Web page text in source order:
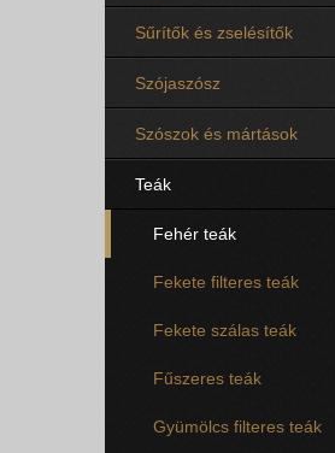
Sűrítők és zselésítők
Szójaszósz
Szószok és mártások
Teák
Fehér teák
Fekete filteres teák
Fekete szálas teák
Fűszeres teák
Gyümölcs filteres teák